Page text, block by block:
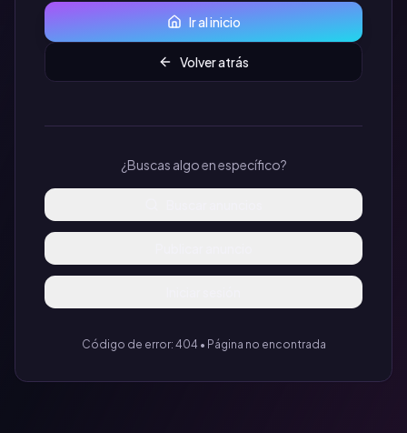
Ir al inicio
Volver atrás
¿Buscas algo en específico?
Código de error: 404 • Página no encontrada